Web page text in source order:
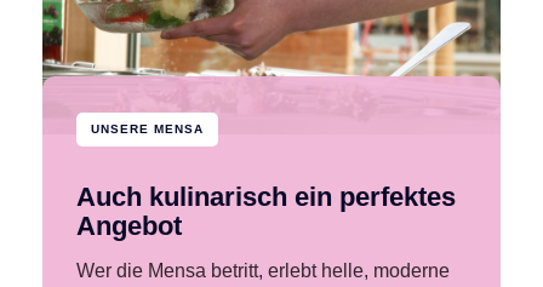
UNSERE MENSA
Auch kulinarisch ein perfektes
Angebot
Wer die Mensa betritt, erlebt helle, moderne